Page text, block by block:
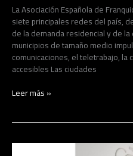
La Asociación Española de
siete principales redes del país,
de la demanda residencial y de
municipios de tamaño medio
comunicaciones, el teletrabajo,
accesibles Las ciudades
nuevo
motor
del
mercado
inmobiliario
español,
AEFI
Leer más »
Catenon